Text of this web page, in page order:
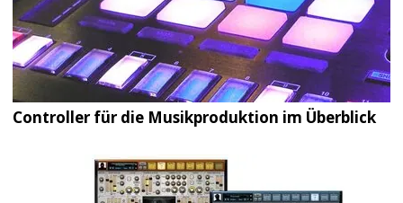
Controller für die Musikproduktion im Überblick